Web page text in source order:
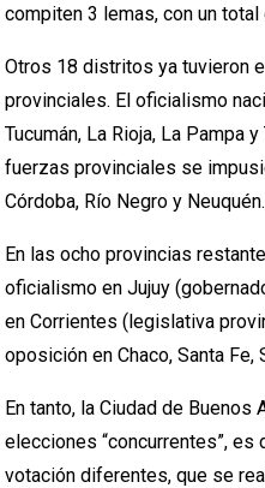
compiten 3 lemas, con un
Otros 18 distritos ya tuvieron
provinciales. El oficialismo
Tucumán, La Rioja, La Pampa
fuerzas provinciales se
Córdoba, Río Negro y Neuquén.
En las ocho provincias
oficialismo en Jujuy
en Corrientes (legislativa
oposición en Chaco, Santa Fe,
En tanto, la Ciudad de
elecciones “concurrentes”,
votación diferentes, que se